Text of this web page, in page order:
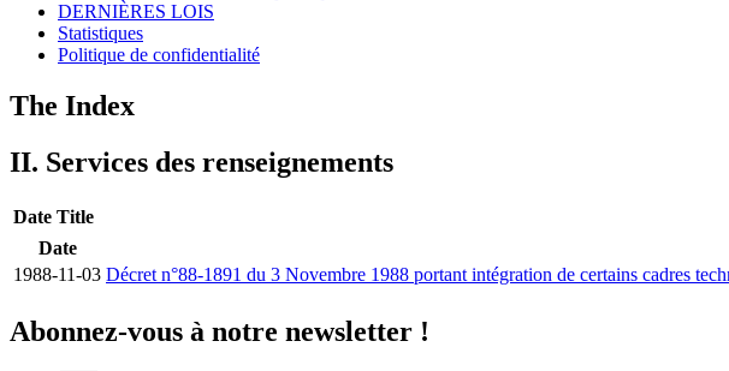
DERNIÈRES LOIS
Statistiques
Politique de confidentialité
The Index
II. Services des renseignements
Date Title
Date
1988-11-03 Décret n°88-1891 du 3 Novembre 1988 portant intégration de certains cadres
Abonnez-vous à notre newsletter !